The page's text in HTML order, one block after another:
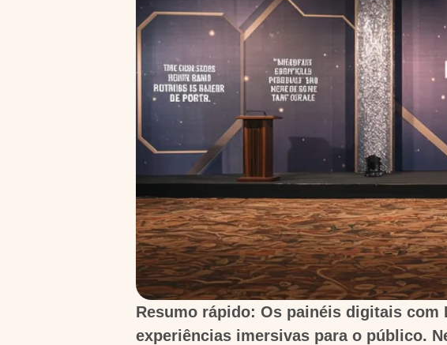
Resumo rápido: Os painéis digitais
experiências imersivas para o público.